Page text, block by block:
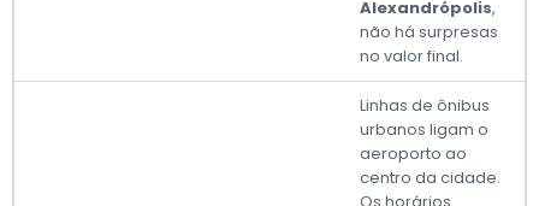
Alexandrópolis,
não há surpresas
no valor final.
Linhas de ônibus
urbanos ligam o
aeroporto ao
centro da cidade.